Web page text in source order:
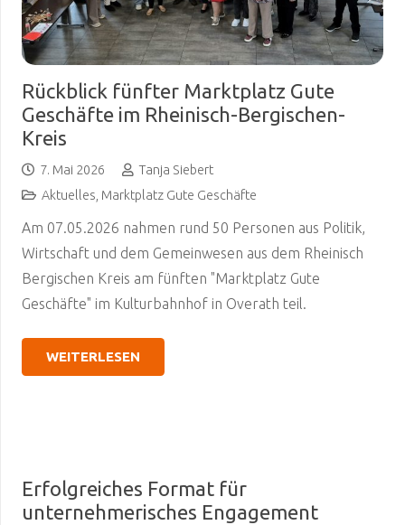
Rückblick fünfter Marktplatz Gute
Geschäfte im Rheinisch-Bergischen-
Kreis
7. Mai 2026
Tanja Siebert
Aktuelles, Marktplatz Gute Geschäfte
Am 07.05.2026 nahmen rund 50 Personen aus Politik,
Wirtschaft und dem Gemeinwesen aus dem Rheinisch
Bergischen Kreis am fünften "Marktplatz Gute
Geschäfte" im Kulturbahnhof in Overath teil.
WEITERLESEN
Erfolgreiches Format für
unternehmerisches Engagement